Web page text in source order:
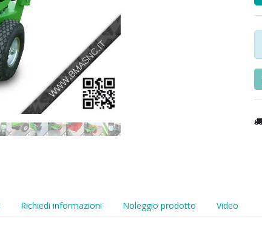
Richiedi informazioni Noleggio prodotto Video